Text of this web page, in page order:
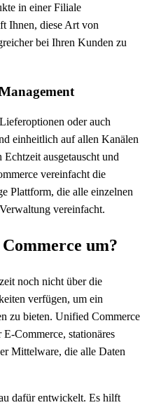
in einer Filiale
Ihnen, diese Art von
bei Ihren Kunden zu
oder auch
einheitlich auf allen Kanälen
ausgetauscht und
vereinfacht die
Plattform, die alle einzelnen
vereinfacht.
um?
noch nicht über die
verfügen, um ein
zu bieten. Unified Commerce
Commerce, stationäres
Mittelware, die alle Daten
dafür entwickelt. Es hilft